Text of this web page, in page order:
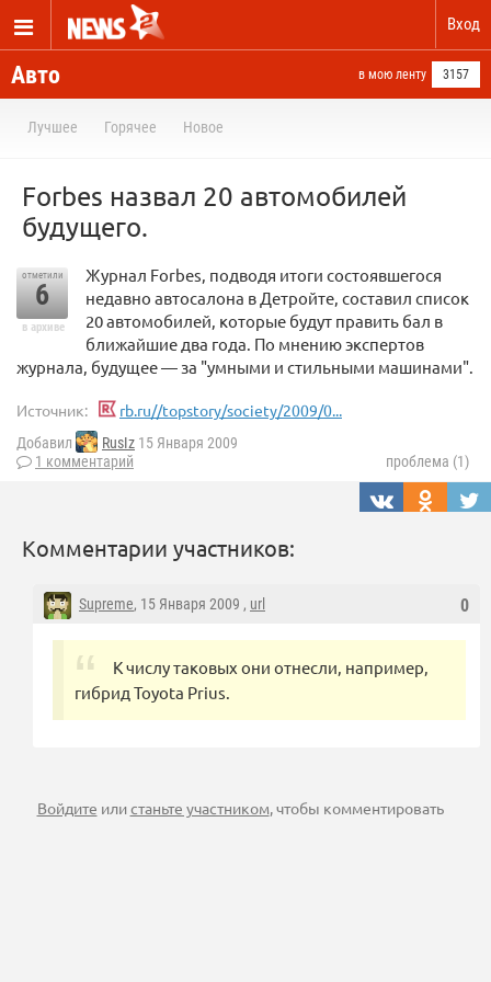
Вход
Авто в мою ленту 3157
Лучшее Горячее Новое
Forbes назвал 20 автомобилей
будущего.
отметили
6
в архиве
Журнал Forbes, подводя итоги состоявшегося
недавно автосалона в Детройте, составил список
20 автомобилей, которые будут править бал в
ближайшие два года. По мнению экспертов
журнала, будущее — за "умными и стильными машинами".
Источник: rb.ru//topstory/society/2009/0...
Добавил RusIz 15 Января 2009
1 комментарий
проблема (1)
Комментарии участников:
0
Supreme, 15 Января 2009 , url
К числу таковых они отнесли, например,
гибрид Toyota Prius.
Войдите илистаньте участником, чтобы комментировать